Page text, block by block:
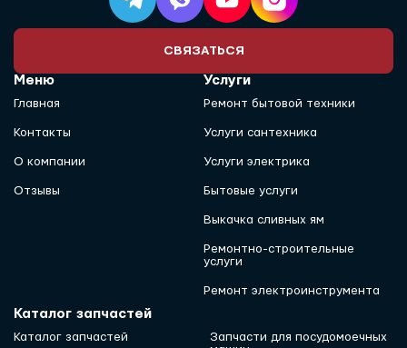
СВЯЗАТЬСЯ
Меню
Главная
Контакты
О компании
Отзывы
Услуги
Ремонт бытовой техники
Услуги сантехника
Услуги электрика
Бытовые услуги
Выкачка сливных ям
Ремонтно-строительные
услуги
Ремонт электроинструмента
Каталог запчастей
Каталог запчастей
Запчасти для посудомоечных